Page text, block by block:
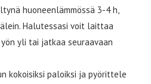
huoneenlämmössä 3-4 h,
Halutessasi voit laittaa
yli tai jatkaa seuraavaan
kokoisiksi paloiksi ja pyörittele